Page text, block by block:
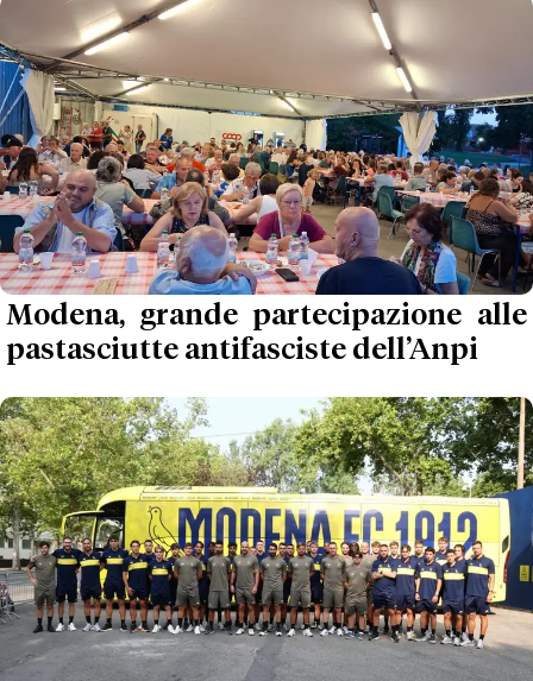
Modena, grande partecipazione alle
pastasciutte antifasciste dell’Anpi